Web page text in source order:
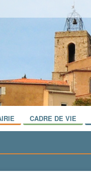
CADRE DE VIE